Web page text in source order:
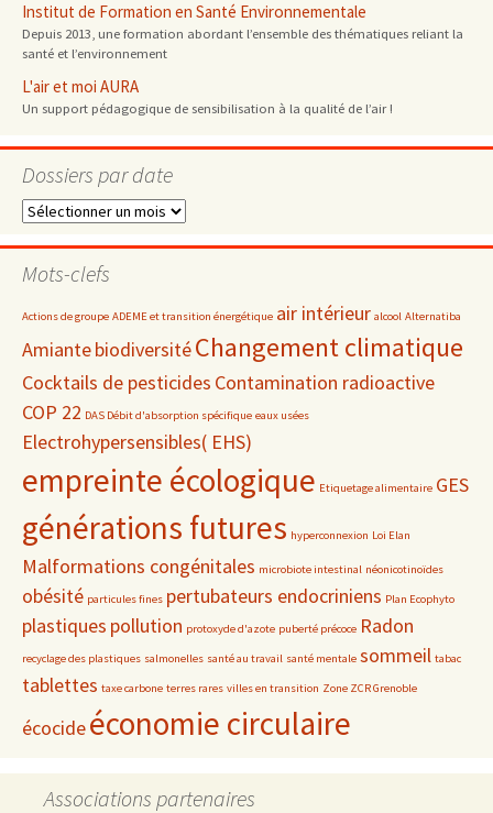
Institut de Formation en Santé Environnementale
Depuis 2013, une formation abordant l’ensemble des thématiques reliant la
santé et l’environnement
L'air et moi AURA
Un support pédagogique de sensibilisation à la qualité de l’air !
Dossiers par date
Dossiers
date
Mots-clefs
Actions de groupe ADEME et transition énergétique air intérieur alcool Alternatiba
AmiantebiodiversitéChangement climatique
Cocktails de pesticides Contamination radioactive
COP 22 DAS Débit d'absorption spécifique eaux usées
Electrohypersensibles( EHS)
empreinte écologique Etiquetage alimentaire GES
générations futures hyperconnexion Loi Elan
Malformations congénitales microbiote intestinal néonicotinoïdes
obésité particules fines pertubateurs endocriniens Plan Ecophyto
plastiques pollution protoxyde d'azote puberté précoce Radon
recyclage des plastiques salmonelles santé au travail santé mentale sommeil tabac
tablettes taxe carbone terres rares villes en transition Zone ZCR Grenoble
écocideéconomie circulaire
Associations partenaires